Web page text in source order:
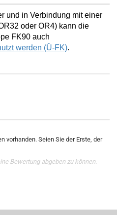
und in Verbindung mit einer
oder OR4) kann die
FK90 auch
werden (Ü-FK).
vorhanden. Seien Sie der Erste, der
Bewertung abgeben zu können.